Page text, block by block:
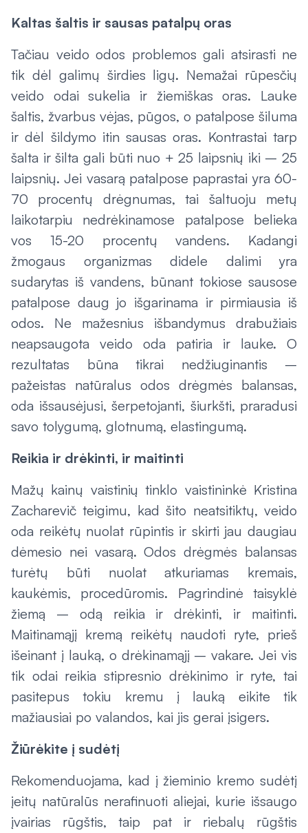
Kaltas šaltis ir sausas patalpų oras
Tačiau veido odos problemos gali atsirasti ne
tik dėl galimų širdies ligų. Nemažai rūpesčių
veido odai sukelia ir žiemiškas oras. Lauke
šaltis, žvarbus vėjas, pūgos, o patalpose šiluma
ir dėl šildymo itin sausas oras. Kontrastai tarp
šalta ir šilta gali būti nuo + 25 laipsnių iki – 25
laipsnių. Jei vasarą patalpose paprastai yra 60-
70 procentų drėgnumas, tai šaltuoju metų
laikotarpiu nedrėkinamose patalpose belieka
vos 15-20 procentų vandens. Kadangi
žmogaus organizmas didele dalimi yra
sudarytas iš vandens, būnant tokiose sausose
patalpose daug jo išgarinama ir pirmiausia iš
odos. Ne mažesnius išbandymus drabužiais
neapsaugota veido oda patiria ir lauke. O
rezultatas būna tikrai nedžiuginantis –
pažeistas natūralus odos drėgmės balansas,
oda išsausėjusi, šerpetojanti, šiurkšti, praradusi
savo tolygumą, glotnumą, elastingumą.
Reikia ir drėkinti, ir maitinti
Mažų kainų vaistinių tinklo vaistininkė Kristina
Zacharevič teigimu, kad šito neatsitiktų, veido
oda reikėtų nuolat rūpintis ir skirti jau daugiau
dėmesio nei vasarą. Odos drėgmės balansas
turėtų būti nuolat atkuriamas kremais,
kaukėmis, procedūromis. Pagrindinė taisyklė
žiemą – odą reikia ir drėkinti, ir maitinti.
Maitinamąjį kremą reikėtų naudoti ryte, prieš
išeinant į lauką, o drėkinamąjį – vakare. Jei vis
tik odai reikia stipresnio drėkinimo ir ryte, tai
pasitepus tokiu kremu į lauką eikite tik
mažiausiai po valandos, kai jis gerai įsigers.
Žiūrėkite į sudėtį
Rekomenduojama, kad į žieminio kremo sudėtį
įeitų natūralūs nerafinuoti aliejai, kurie išsaugo
įvairias rūgštis, taip pat ir riebalų rūgštis